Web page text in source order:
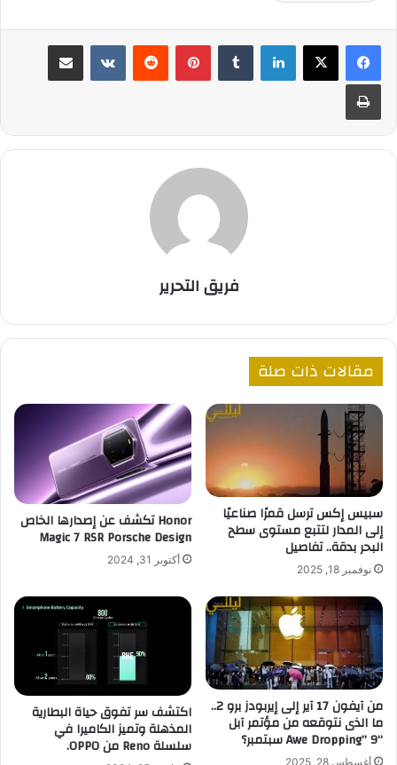
لينكدإن بينتيريست مشاركة عبر البريد
طباعة
فريق التحرير
مقالات ذات صلة
سبيس إكس ترسل قمرًا صناعيًا
إلى المدار لتتبع مستوى سطح
البحر بدقة.. تفاصيل
نوفمبر 18, 2025
Honor تكشف عن إصدارها الخاص
Magic 7 RSR Porsche Design
أكتوبر 31, 2024
من آيفون 17 آير إلى إيربودز برو 2..
ما الذى نتوقعه من مؤتمر آبل
“Awe Dropping” 9 سبتمبر؟
أغسطس 28, 2025
اكتشف سر تفوق حياة البطارية
المذهلة وتميز الكاميرا في
سلسلة Reno من OPPO.